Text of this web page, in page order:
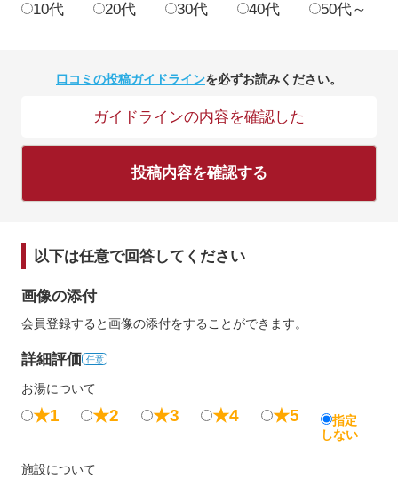
10代 20代 30代 40代 50代～
口コミの投稿ガイドラインを必ずお読みください。
ガイドラインの内容を確認した
投稿内容を確認する
以下は任意で回答してください
画像の添付
会員登録すると画像の添付をすることができます。
詳細評価 任意
お湯について
★1 ★2 ★3 ★4 ★5
指定
しない
施設について